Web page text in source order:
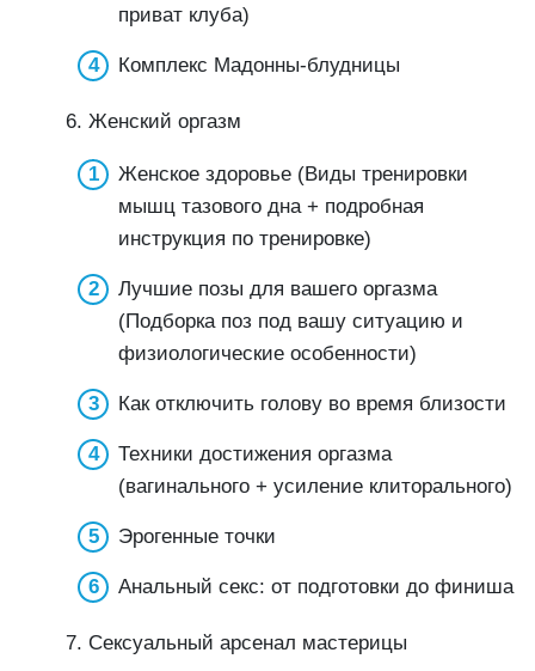
приват клуба)
Комплекс Мадонны-блудницы
6. Женский оргазм
Женское здоровье (Виды тренировки
мышц тазового дна + подробная
инструкция по тренировке)
Лучшие позы для вашего оргазма
(Подборка поз под вашу ситуацию и
физиологические особенности)
Как отключить голову во время близости
Техники достижения оргазма
(вагинального + усиление клиторального)
Эрогенные точки
Анальный секс: от подготовки до финиша
7. Сексуальный арсенал мастерицы